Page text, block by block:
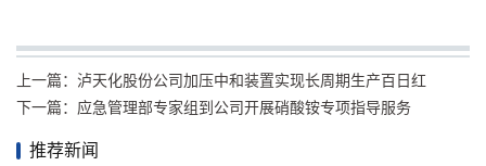
上一篇： 泸天化股份公司加压中和装置实现长周期生产百日红
下一篇： 应急管理部专家组到公司开展硝酸铵专项指导服务
推荐新闻